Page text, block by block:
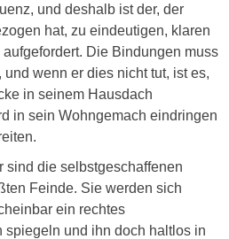
und deshalb ist der, der
hat, zu eindeutigen, klaren
Die Bindungen muss
wenn er dies nicht tut, ist es,
in seinem Hausdach
in sein Wohngemach eindringen
sind die selbstgeschaffenen
Feinde. Sie werden sich
ein rechtes
und ihn doch haltlos in